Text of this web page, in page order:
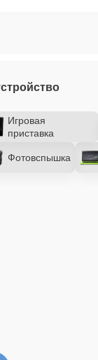
Игровая
приставка
Фотовспышка